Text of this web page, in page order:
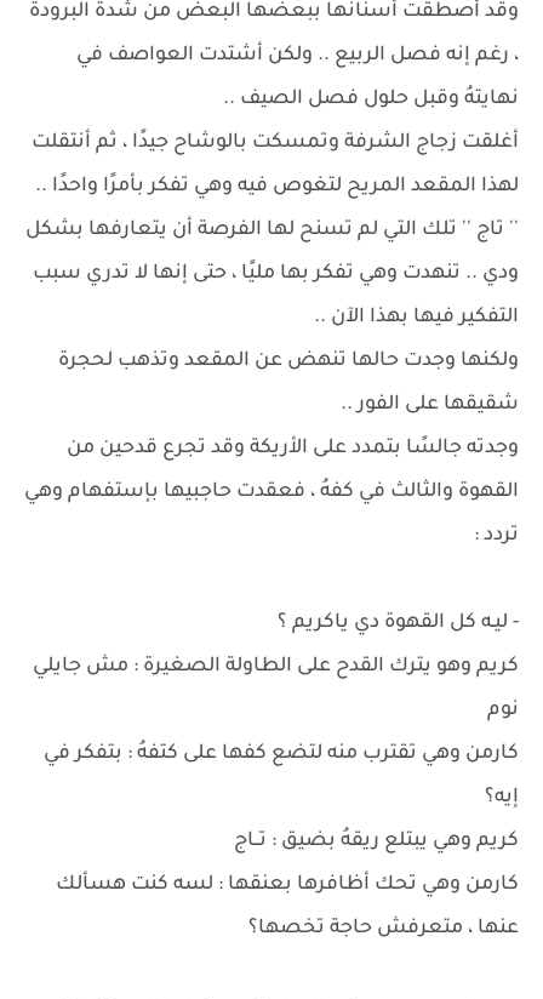
وقد أصطقت أسنانها ببعضها البعض من شدة البرودة
، رغم إنه فصل الربيع .. ولكن أشتدت العواصف في
نهايتهُ وقبل حلول فصل الصيف ..
أغلقت زجاج الشرفة وتمسكت بالوشاح جيدًا ، ثم أنتقلت
لهذا المقعد المريح لتغوص فيه وهي تفكر بأمرًا واحدًا ..
'' تاج '' تلك التي لم تسنح لها الفرصة أن يتعارفها بشكل
ودي .. تنهدت وهي تفكر بها مليًا ، حتى إنها لا تدري سبب
التفكير فيها بهذا الآن ..
ولكنها وجدت حالها تنهض عن المقعد وتذهب لحجرة
شقيقها على الفور ..
وجدته جالسًا بتمدد على الأريكة وقد تجرع قدحين من
القهوة والثالث في كفهُ ، فعقدت حاجبيها بإستفهام وهي
تردد :
- ليـه كل القهوة دي ياكريم ؟
كريم وهو يترك القدح على الطاولة الصغيرة : مش جايلي
نوم
كارمن وهي تقترب منه لتضع كفها على كتفهُ : بتفكر في
إيه؟
كريم وهي يبتلع ريقهُ بضيق : تــاج
كارمن وهي تحك أظافرها بعنقها : لسه كنت هسألك
عنها ، متعرفش حاجة تخصها؟